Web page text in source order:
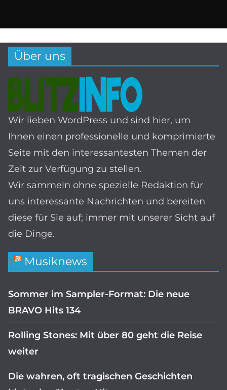
Über uns
Wir lieben WordPress und sind hier, um
Ihnen einen professionelle und komprimierte
Seite mit den interessantesten Themen der
Zeit zur Verfügung zu stellen.
Wir sammeln ohne spezielle Redaktion für
uns interessante Nachrichten und bereiten
diese für Sie auf; immer mit unserer Sicht auf
die Dinge.
Musiknews
Sommer im Sampler-Format: Die neue
BRAVO Hits 134
Rolling Stones: Mit über 80 geht die Reise
weiter
Die wahren, oft tragischen Geschichten